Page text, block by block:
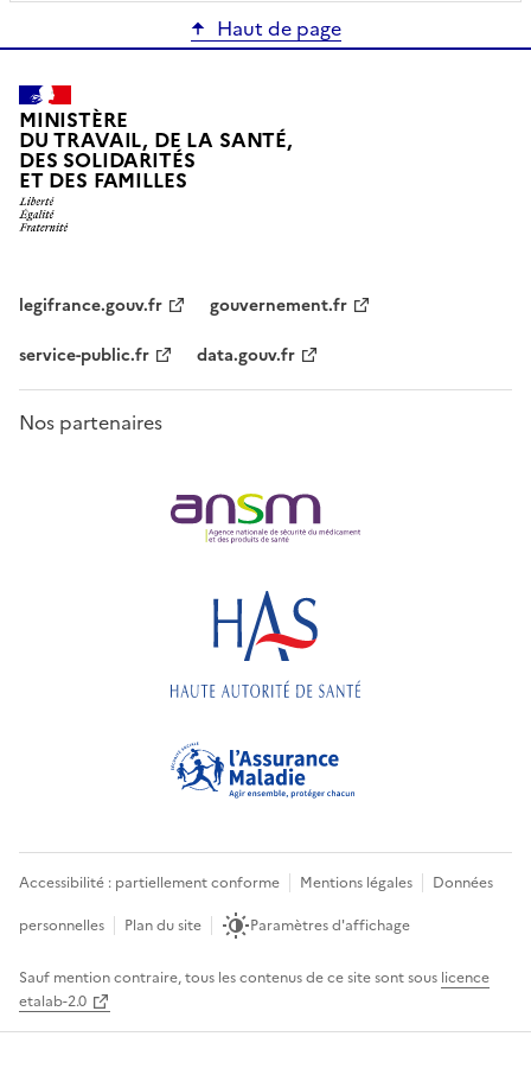
Haut de page
MINISTÈRE
DU TRAVAIL, DE LA SANTÉ,
DES SOLIDARITÉS
ET DES FAMILLES
legifrance.gouv.fr
gouvernement.fr
service-public.fr
data.gouv.fr
Nos partenaires
Accessibilité : partiellement conforme Mentions légales
Données
personnelles
Plan du site Paramètres d'affichage
Sauf mention contraire, tous les contenus de ce site sont sous licence
etalab-2.0